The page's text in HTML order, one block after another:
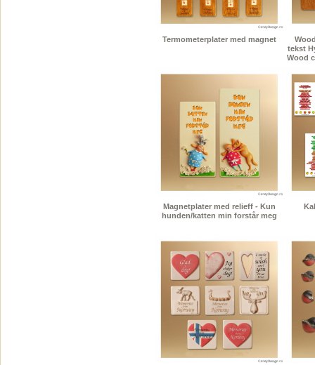
Termometerplater med magnet
tekst
Wood
Magnetplater med relieff - Kun
hunden/katten min forstår meg